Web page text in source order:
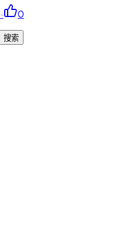
· 0
搜索